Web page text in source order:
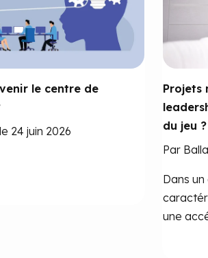
le centre de
24 juin 2026
Projets
du jeu ?
Par
Dans
une